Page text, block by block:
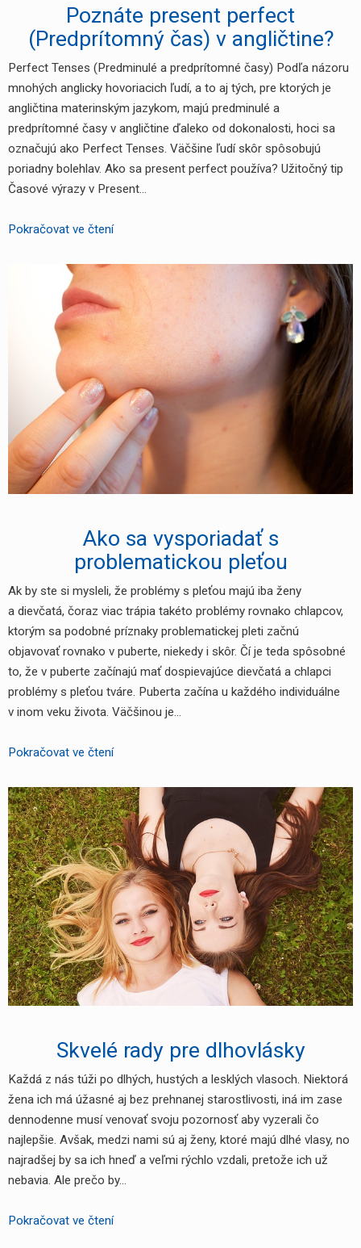
Poznáte present perfect
(Predprítomný čas) v angličtine?
Perfect Tenses (Predminulé a predprítomné časy) Podľa názoru
mnohých anglicky hovoriacich ľudí, a to aj tých, pre ktorých je
angličtina materinským jazykom, majú predminulé a
predprítomné časy v angličtine ďaleko od dokonalosti, hoci sa
označujú ako Perfect Tenses. Väčšine ľudí skôr spôsobujú
poriadny bolehlav. Ako sa present perfect používa? Užitočný tip
Časové výrazy v Present…
Pokračovat ve čteníPoznáte
perfect
(Predprítomný
čas)
angličtine?
Ako sa vysporiadať s
problematickou pleťou
Ak by ste si mysleli, že problémy s pleťou majú iba ženy
a dievčatá, čoraz viac trápia takéto problémy rovnako chlapcov,
ktorým sa podobné príznaky problematickej pleti začnú
objavovať rovnako v puberte, niekedy i skôr. Čí je teda spôsobné
to, že v puberte začínajú mať dospievajúce dievčatá a chlapci
problémy s pleťou tváre. Puberta začína u každého individuálne
v inom veku života. Väčšinou je…
Pokračovat ve čteníAko
vysporiadať
s
problematickou
pleťou
Skvelé rady pre dlhovlásky
Každá z nás túži po dlhých, hustých a lesklých vlasoch. Niektorá
žena ich má úžasné aj bez prehnanej starostlivosti, iná im zase
dennodenne musí venovať svoju pozornosť aby vyzerali čo
najlepšie. Avšak, medzi nami sú aj ženy, ktoré majú dlhé vlasy, no
najradšej by sa ich hneď a veľmi rýchlo vzdali, pretože ich už
nebavia. Ale prečo by…
Pokračovat ve čteníSkvelé